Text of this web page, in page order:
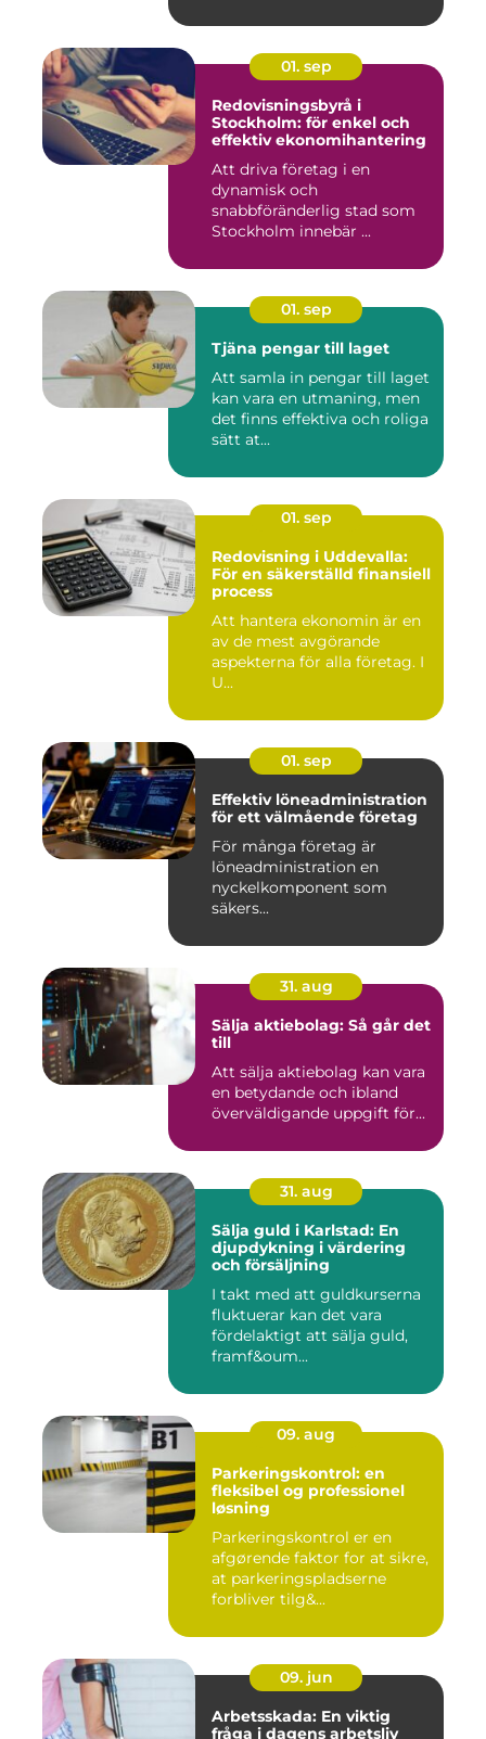
01. sep
Redovisningsbyrå i
Stockholm: för enkel och
effektiv ekonomihantering
Att driva företag i en
dynamisk och
snabbföränderlig stad som
Stockholm innebär ...
01. sep
Tjäna pengar till laget
Att samla in pengar till laget
kan vara en utmaning, men
det finns effektiva och roliga
sätt at...
01. sep
Redovisning i Uddevalla:
För en säkerställd finansiell
process
Att hantera ekonomin är en
av de mest avgörande
aspekterna för alla företag. I
U...
01. sep
Effektiv löneadministration
för ett välmående företag
För många företag är
löneadministration en
nyckelkomponent som
säkers...
31. aug
Sälja aktiebolag: Så går det
till
Att sälja aktiebolag kan vara
en betydande och ibland
överväldigande uppgift för...
31. aug
Sälja guld i Karlstad: En
djupdykning i värdering
och försäljning
I takt med att guldkurserna
fluktuerar kan det vara
fördelaktigt att sälja guld,
framf&oum...
09. aug
Parkeringskontrol: en
fleksibel og professionel
løsning
Parkeringskontrol er en
afgørende faktor for at sikre,
at parkeringspladserne
forbliver tilg&...
09. jun
Arbetsskada: En viktig
fråga i dagens arbetsliv